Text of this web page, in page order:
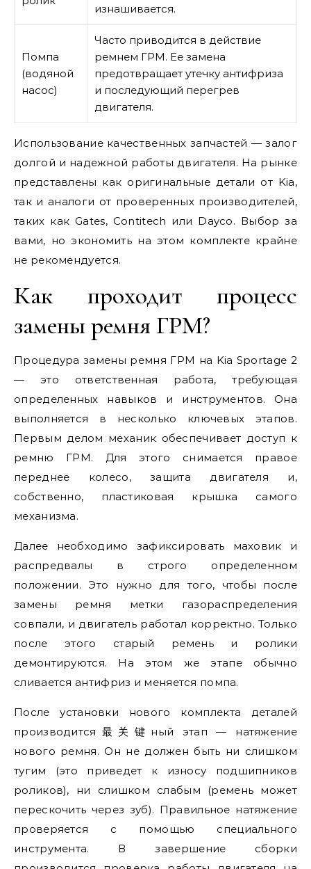
изнашивается.
Помпа
(водяной
насос)
Часто приводится в действие
ремнем ГРМ. Ее замена
предотвращает утечку антифриза
и последующий перегрев
двигателя.
Использование качественных запчастей — залог
долгой и надежной работы двигателя. На рынке
представлены как оригинальные детали от Kia,
так и аналоги от проверенных производителей,
таких как Gates, Contitech или Dayco. Выбор за
вами, но экономить на этом комплекте крайне
не рекомендуется.
Как проходит процесс
замены ремня ГРМ?
Процедура замены ремня ГРМ на Kia Sportage 2
— это ответственная работа, требующая
определенных навыков и инструментов. Она
выполняется в несколько ключевых этапов.
Первым делом механик обеспечивает доступ к
ремню ГРМ. Для этого снимается правое
переднее колесо, защита двигателя и,
собственно, пластиковая крышка самого
механизма.
Далее необходимо зафиксировать маховик и
распредвалы в строго определенном
положении. Это нужно для того, чтобы после
замены ремня метки газораспределения
совпали, и двигатель работал корректно. Только
после этого старый ремень и ролики
демонтируются. На этом же этапе обычно
сливается антифриз и меняется помпа.
После установки нового комплекта деталей
производится最关键ный этап — натяжение
нового ремня. Он не должен быть ни слишком
тугим (это приведет к износу подшипников
роликов), ни слишком слабым (ремень может
перескочить через зуб). Правильное натяжение
проверяется с помощью специального
инструмента. В завершение сборки